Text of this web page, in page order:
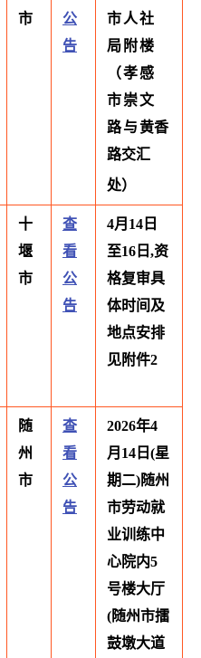
市
公
告
市人社
局附楼
（孝感
市崇文
路与黄香
路交汇
处）
十
堰
市
查
看
公
告
4月14日
至16日,资
格复审具
体时间及
地点安排
见附件2
随
州
市
查
看
公
告
2026年4
月14日(星
期二)随州
市劳动就
业训练中
心院内5
号楼大厅
(随州市擂
鼓墩大道